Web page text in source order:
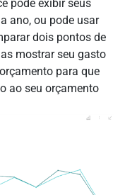
pode exibir seus
ano, ou pode usar
dois pontos de
mostrar seu gasto
para que
ao seu orçamento